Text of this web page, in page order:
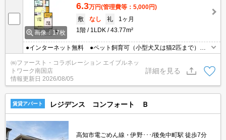
画像：17枚
6.3万円(管理費等：5,000円)
敷
なし 礼
1ヶ月
1階
1LDK 43.77m²
●インターネット無料 ●ペット飼育可（小型犬又は猫2匹まで） ●
㈱ファースト・コラボレーション エイブルネッ
トワーク南国店
情報更新日 2026/08/05
詳細を見る
賃貸アパート レジデンス コンフォート Ｂ
高知市電ごめん線・伊野･･･/後免中町駅 徒歩7分